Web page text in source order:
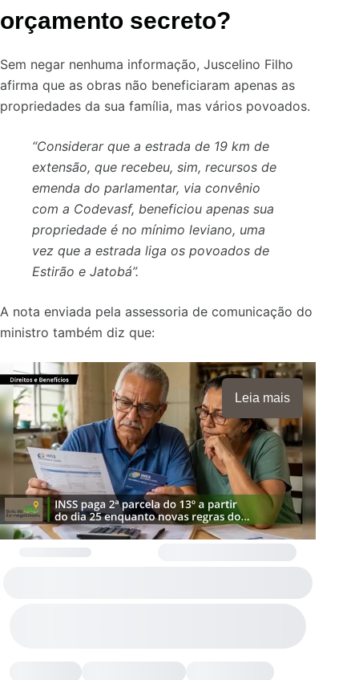
orçamento secreto?
Sem negar nenhuma informação, Juscelino Filho
afirma que as obras não beneficiaram apenas as
propriedades da sua família, mas vários povoados.
“Considerar que a estrada de 19 km de
extensão, que recebeu, sim, recursos de
emenda do parlamentar, via convênio
com a Codevasf, beneficiou apenas sua
propriedade é no mínimo leviano, uma
vez que a estrada liga os povoados de
Estirão e Jatobá”.
A nota enviada pela assessoria de comunicação do
ministro também diz que:
Leia mais